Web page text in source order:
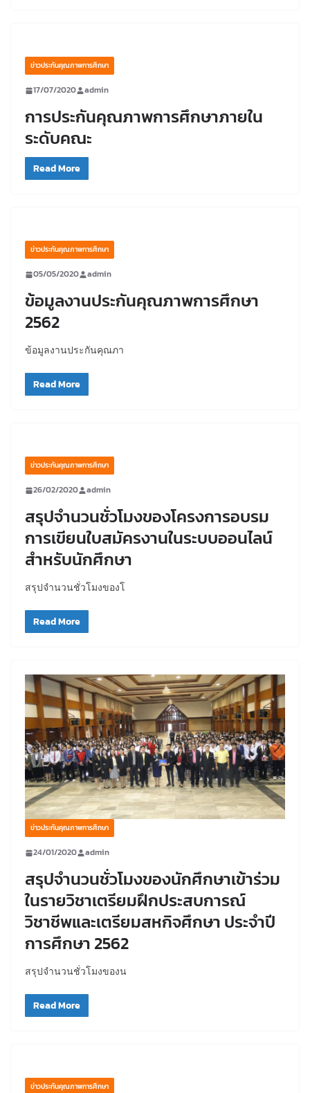
ข่าวประกันคุณภาพการศึกษา
17/07/2020 admin
การประกันคุณภาพการศึกษาภายใน
ระดับคณะ
Read More
ข่าวประกันคุณภาพการศึกษา
05/05/2020 admin
ข้อมูลงานประกันคุณภาพการศึกษา
2562
ข้อมูลงานประกันคุณภา
Read More
ข่าวประกันคุณภาพการศึกษา
26/02/2020 admin
สรุปจำนวนชั่วโมงของโครงการอบรม
การเขียนใบสมัครงานในระบบออนไลน์
สำหรับนักศึกษา
สรุปจำนวนชั่วโมงของโ
Read More
ข่าวประกันคุณภาพการศึกษา
24/01/2020 admin
สรุปจำนวนชั่วโมงของนักศึกษาเข้าร่วม
ในรายวิชาเตรียมฝึกประสบการณ์
วิชาชีพและเตรียมสหกิจศึกษา ประจำปี
การศึกษา 2562
สรุปจำนวนชั่วโมงของน
Read More
ข่าวประกันคุณภาพการศึกษา